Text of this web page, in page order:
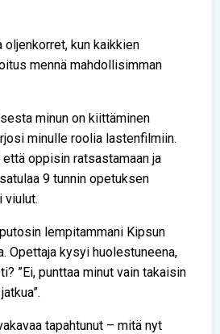
oljenkorret, kun kaikkien
mennä mahdollisimman
minun on kiittäminen
minulle roolia lastenfilmiin.
oppisin ratsastamaan ja
9 tunnin opetuksen
viulut.
lempitammani Kipsun
Opettaja kysyi huolestuneena,
”Ei, punttaa minut vain takaisin
tapahtunut – mitä nyt